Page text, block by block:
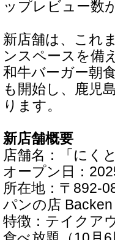
ップレビュー数
新店舗は、これ
ンスペースを備
和牛バーガー朝
も開始し、鹿児
ります。
新店舗概要
店舗名：「にく
オープン日：
所在地：〒892-
パンの店 Backen
特徴：テイクア